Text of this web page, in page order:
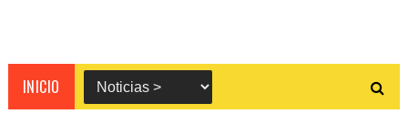
INICIO